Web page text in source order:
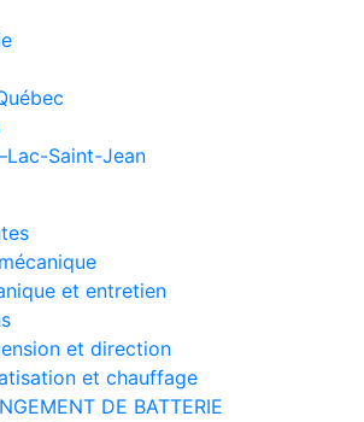
Saint-Jean
et entretien
et direction
et chauffage
DE BATTERIE